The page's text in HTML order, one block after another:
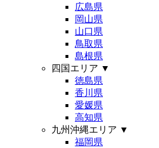
広島県
岡山県
山口県
鳥取県
島根県
四国エリア ▼
徳島県
香川県
愛媛県
高知県
九州沖縄エリア ▼
福岡県